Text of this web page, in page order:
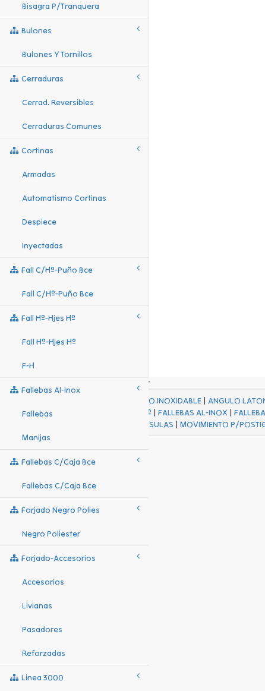
Bisagra P/tranquera
Bulones
Bulones Y Tornillos
Cerraduras
Cerrad. Reversibles
Cerraduras Comunes
Cortinas
Armadas
Automatismo Cortinas
Despiece
Inyectadas
Fall C/hº-Puño Bce
Fall C/hº-Puño Bce
Fall Hº-Hjes Hº
Fall Hº-Hjes Hº
F-H
Fallebas Al-Inox
Fallebas
Manijas
Fallebas C/caja Bce
Fallebas C/caja Bce
Forjado Negro Polies
Negro Poliester
Forjado-Accesorios
Accesorios
Livianas
Pasadores
Reforzadas
Linea 3000
ACERO INOXIDABLE| ANGULO
FALL Hº-HJES Hº |FALLEBAS AL-INOX |
MENSULAS | MOVIMIENTO P/